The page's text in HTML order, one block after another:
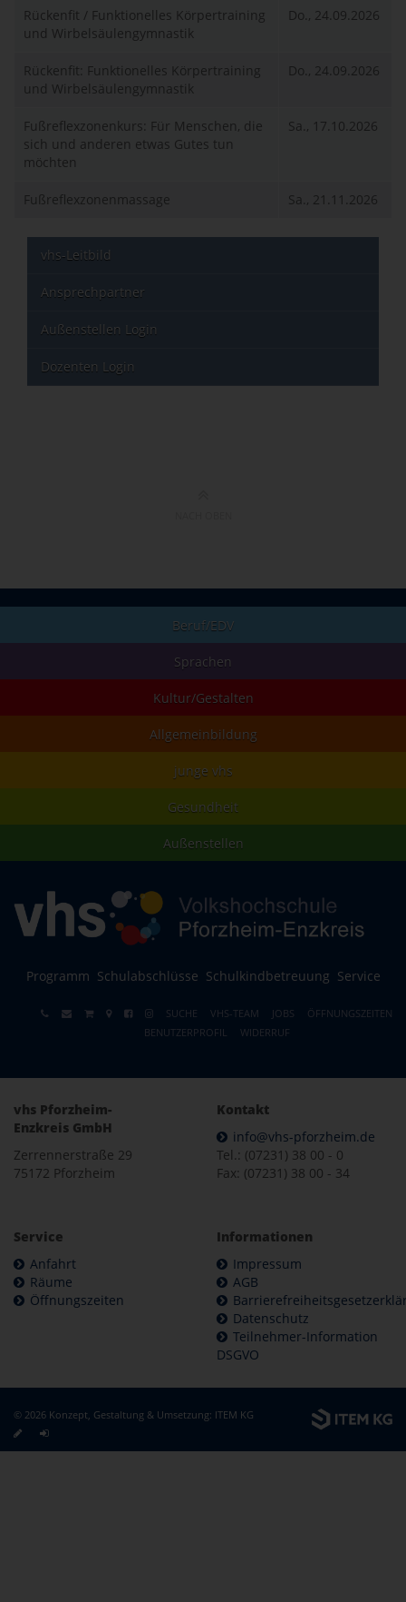
Rückenfit / Funktionelles Körpertraining
und Wirbelsäulengymnastik
Do., 24.09.2026
Rückenfit: Funktionelles Körpertraining
und Wirbelsäulengymnastik
Do., 24.09.2026
Fußreflexzonenkurs: Für Menschen, die
sich und anderen etwas Gutes tun
möchten
Sa., 17.10.2026
Fußreflexzonenmassage Sa., 21.11.2026
vhs-Leitbild
Ansprechpartner
Außenstellen Login
Dozenten Login
Beruf/EDV
Sprachen
Kultur/Gestalten
Allgemeinbildung
junge vhs
Gesundheit
Außenstellen
Programm Schulabschlüsse Schulkindbetreuung Service
SUCHE VHS-TEAM JOBS
ÖFFNUNGSZEITEN
BENUTZERPROFIL
WIDERRUF
vhs Pforzheim-
Enzkreis GmbH
Zerrennerstraße 29
75172 Pforzheim
Kontakt
info@vhs-pforzheim.de
Tel.: (07231) 38 00 - 0
Fax: (07231) 38 00 - 34
Service
Anfahrt
Räume
Öffnungszeiten
Informationen
Impressum
AGB
Datenschutz
Teilnehmer-Information
DSGVO
© 2026 Konzept, Gestaltung & Umsetzung: ITEM KG